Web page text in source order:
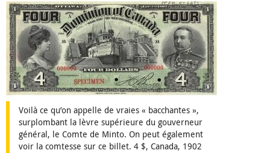
Voilà ce qu’on appelle de vraies « bacchantes »,
surplombant la lèvre supérieure du gouverneur
général, le Comte de Minto. On peut également
voir la comtesse sur ce billet. 4 $, Canada, 1902